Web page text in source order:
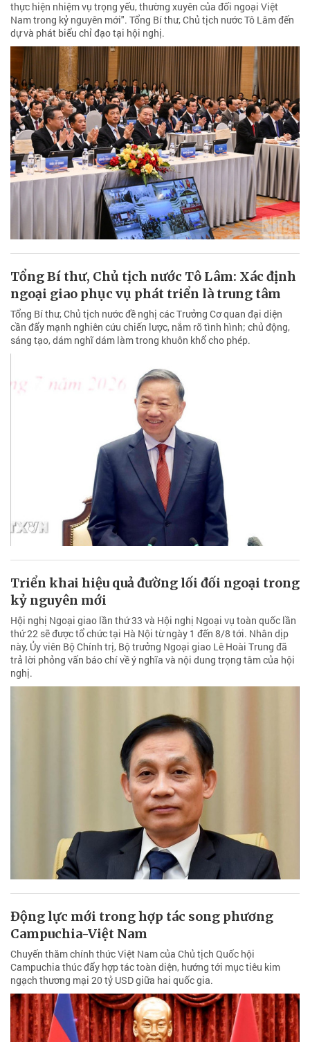
thực hiện nhiệm vụ trọng yếu, thường xuyên của đối ngoại Việt
Nam trong kỷ nguyên mới". Tổng Bí thư, Chủ tịch nước Tô Lâm đến
dự và phát biểu chỉ đạo tại hội nghị.
Tổng Bí thư, Chủ tịch nước Tô Lâm: Xác định
ngoại giao phục vụ phát triển là trung tâm
Tổng Bí thư, Chủ tịch nước đề nghị các Trưởng Cơ quan đại diện
cần đẩy mạnh nghiên cứu chiến lược, nắm rõ tình hình; chủ động,
sáng tạo, dám nghĩ dám làm trong khuôn khổ cho phép.
Triển khai hiệu quả đường lối đối ngoại trong
kỷ nguyên mới
Hội nghị Ngoại giao lần thứ 33 và Hội nghị Ngoại vụ toàn quốc lần
thứ 22 sẽ được tổ chức tại Hà Nội từ ngày 1 đến 8/8 tới. Nhân dịp
này, Ủy viên Bộ Chính trị, Bộ trưởng Ngoại giao Lê Hoài Trung đã
trả lời phỏng vấn báo chí về ý nghĩa và nội dung trọng tâm của hội
nghị.
Động lực mới trong hợp tác song phương
Campuchia-Việt Nam
Chuyến thăm chính thức Việt Nam của Chủ tịch Quốc hội
Campuchia thúc đẩy hợp tác toàn diện, hướng tới mục tiêu kim
ngạch thương mại 20 tỷ USD giữa hai quốc gia.